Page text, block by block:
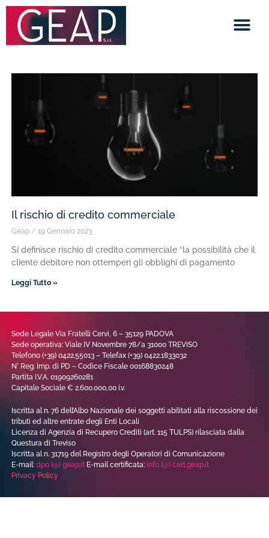
Il rischio di credito commerciale
Geap 19 Gennaio 2023
Si definisce rischio di credito commerciale “la possibilità che il
cliente debitore non ottemperi gli obblighi di pagamento
Leggi Tutto »
Sede Legale Via Fratelli Cervi, 6 – 35129 PADOVA
Sede operativa: Viale IV Novembre 78/a 31000 TREVISO
Telefono (+39) 0422.55013 – Telefax (+39) 0422.1833032
N° Reg. Imp. di PD – Codice Fiscale 00168830248
Partita I.V.A. 01909260281
Capitale Sociale € 2.600.000,00 i.v.
Iscritta al n. 76 dell’Albo Nazionale dei soggetti abilitati alla riscossione dei
tributi ed altre entrate degli Enti Locali
Licenza di Agenzia di Recupero Crediti (art. 115 TULPS) rilasciata dalla
Questura di Treviso
Iscritta al n. 31719 del Registro degli Operatori di Comunicazione
E-mail: dpo [@] geap.itE-mail certificata: info [@] cert.geap.it
Privacy Policy